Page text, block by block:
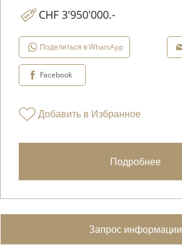
CHF 3'950'000.-
Поделиться в WhatsApp
Facebook
Добавить в Избранное
Подробнее
Запрос информации